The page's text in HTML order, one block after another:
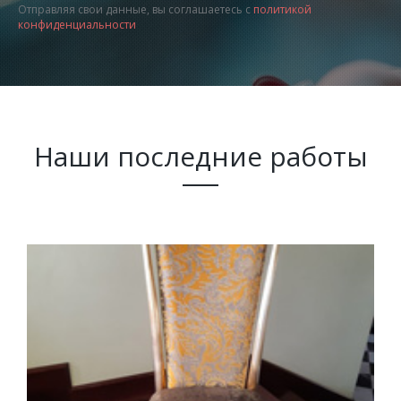
Отправляя свои данные, вы соглашаетесь с политикой
конфиденциальности
Наши последние работы